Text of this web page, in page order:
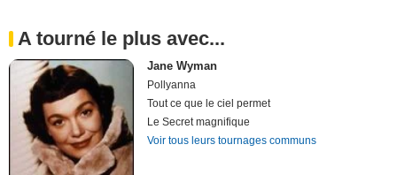
A tourné le plus avec...
Jane Wyman
Pollyanna
Tout ce que le ciel permet
Le Secret magnifique
Voir tous leurs tournages communs